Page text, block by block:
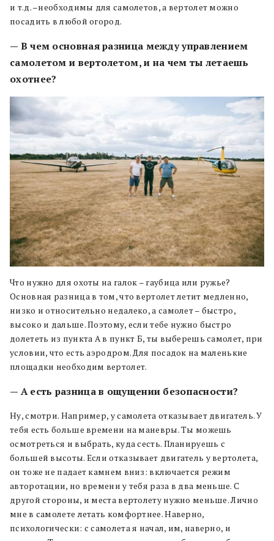
и т.д. –необходимы для самолетов, а вертолет можно
посадить в любой огород.
— В чем основная разница между управлением
самолетом и вертолетом, и на чем ты летаешь
охотнее?
Что нужно для охоты на галок – гаубица или ружье?
Основная разница в том, что вертолет летит медленно,
низко и относительно недалеко, а самолет – быстро,
высоко и дальше. Поэтому, если тебе нужно быстро
долететь из пункта А в пункт Б, ты выберешь самолет, при
условии, что есть аэродром. Для посадок на маленькие
площадки необходим вертолет.
— А есть разница в ощущении безопасности?
Ну, смотри. Например, у самолета отказывает двигатель. У
тебя есть больше времени на маневры. Ты можешь
осмотреться и выбрать, куда сесть. Планируешь с
большей высоты. Если отказывает двигатель у вертолета,
он тоже не падает камнем вниз: включается режим
авторотации, но времени у тебя раза в два меньше. С
другой стороны, и места вертолету нужно меньше. Лично
мне в самолете летать комфортнее. Наверно,
психологически: с самолета я начал, им, наверно, и